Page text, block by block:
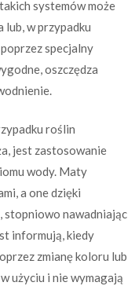
systemów może
lub, w przypadku
specjalny
oszczędza
roślin
jest zastosowanie
wody. Maty
a one dzięki
stopniowo nawadniając
informują, kiedy
zmianę koloru lub
użyciu i nie wymagają